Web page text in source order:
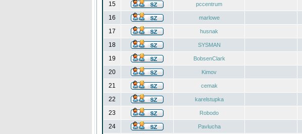
15
pccentrum
16
marlowe
17
husnak
18
SYSMAN
19
BobsenClark
20
Kimov
21
cemak
22
karelstupka
23
Robodo
24
Pavlucha